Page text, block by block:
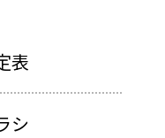
表
シ